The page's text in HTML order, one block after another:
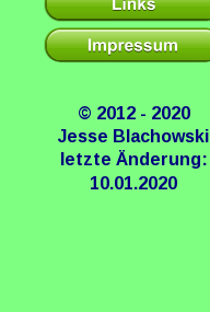
© 2012 - 2020
Jesse Blachowski
letzte Änderung:
10.01.2020